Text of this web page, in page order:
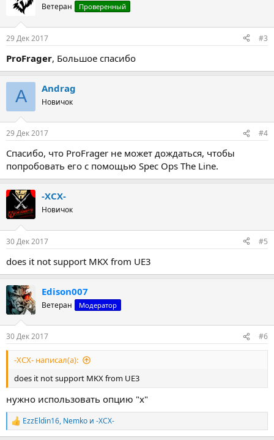
Ветеран Проверенный
29 Дек 2017 #3
ProFrager, Большое спасибо
A Andrag
Новичок
29 Дек 2017 #4
Спасибо, что ProFrager не может дождаться, чтобы
попробовать его с помощью Spec Ops The Line.
-XCX-
Новичок
30 Дек 2017 #5
does it not support MKX from UE3
Edison007
Ветеран Модератор
30 Дек 2017 #6
-XCX- написал(а):
does it not support MKX from UE3
нужно использовать опцию "x"
Р
е
EzzEldin16, Nemko и -XCX-